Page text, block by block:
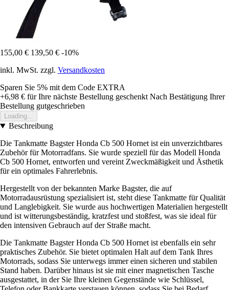
155,00 € 139,50 € -10%
inkl. MwSt. zzgl. Versandkosten
Sparen Sie 5% mit dem Code EXTRA
+6,98 € für Ihre nächste Bestellung geschenkt Nach Bestätigung Ihrer
Bestellung gutgeschrieben
Loading...
Beschreibung
Die Tankmatte Bagster Honda Cb 500 Hornet ist ein unverzichtbares
Zubehör für Motorradfans. Sie wurde speziell für das Modell Honda
Cb 500 Hornet, entworfen und vereint Zweckmäßigkeit und Ästhetik
für ein optimales Fahrerlebnis.
Hergestellt von der bekannten Marke Bagster, die auf
Motorradausrüstung spezialisiert ist, steht diese Tankmatte für Qualität
und Langlebigkeit. Sie wurde aus hochwertigen Materialien hergestellt
und ist witterungsbeständig, kratzfest und stoßfest, was sie ideal für
den intensiven Gebrauch auf der Straße macht.
Die Tankmatte Bagster Honda Cb 500 Hornet ist ebenfalls ein sehr
praktisches Zubehör. Sie bietet optimalen Halt auf dem Tank Ihres
Motorrads, sodass Sie unterwegs immer einen sicheren und stabilen
Stand haben. Darüber hinaus ist sie mit einer magnetischen Tasche
ausgestattet, in der Sie Ihre kleinen Gegenstände wie Schlüssel,